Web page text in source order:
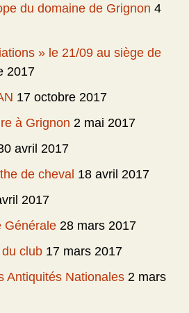
du domaine de Grignon 4
» le 21/09 au siège de
2017
17 octobre 2017
à Grignon 2 mai 2017
avril 2017
de cheval 18 avril 2017
2017
Générale 28 mars 2017
du club 17 mars 2017
Antiquités Nationales 2 mars